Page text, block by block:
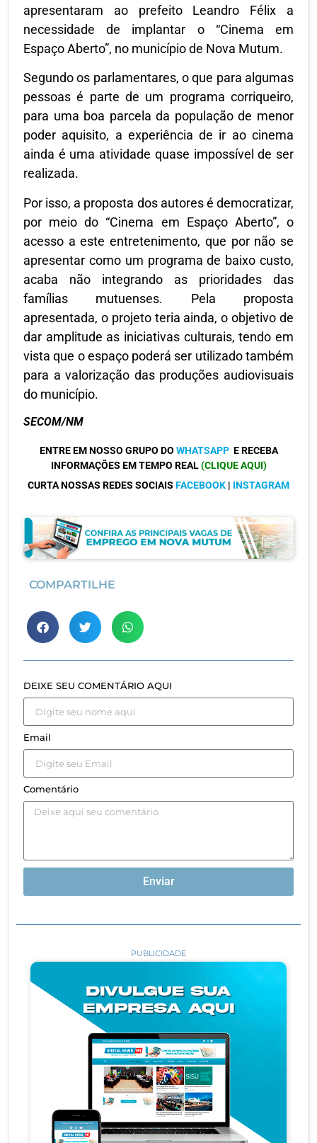
apresentaram ao prefeito Leandro Félix a
necessidade de implantar o “Cinema em
Espaço Aberto”, no município de Nova Mutum.
Segundo os parlamentares, o que para algumas
pessoas é parte de um programa corriqueiro,
para uma boa parcela da população de menor
poder aquisito, a experiência de ir ao cinema
ainda é uma atividade quase impossível de ser
realizada.
Por isso, a proposta dos autores é democratizar,
por meio do “Cinema em Espaço Aberto”, o
acesso a este entretenimento, que por não se
apresentar como um programa de baixo custo,
acaba não integrando as prioridades das
famílias mutuenses. Pela proposta
apresentada, o projeto teria ainda, o objetivo de
dar amplitude as iniciativas culturais, tendo em
vista que o espaço poderá ser utilizado também
para a valorização das produções audiovisuais
do município.
SECOM/NM
ENTRE EM NOSSO GRUPO DO WHATSAPP E RECEBA
INFORMAÇÕES EM TEMPO REAL(CLIQUE AQUI)
CURTA NOSSAS REDES SOCIAIS FACEBOOK | INSTAGRAM
COMPARTILHE
DEIXE SEU COMENTÁRIO AQUI
Email
Comentário
Enviar
PUBLICIDADE